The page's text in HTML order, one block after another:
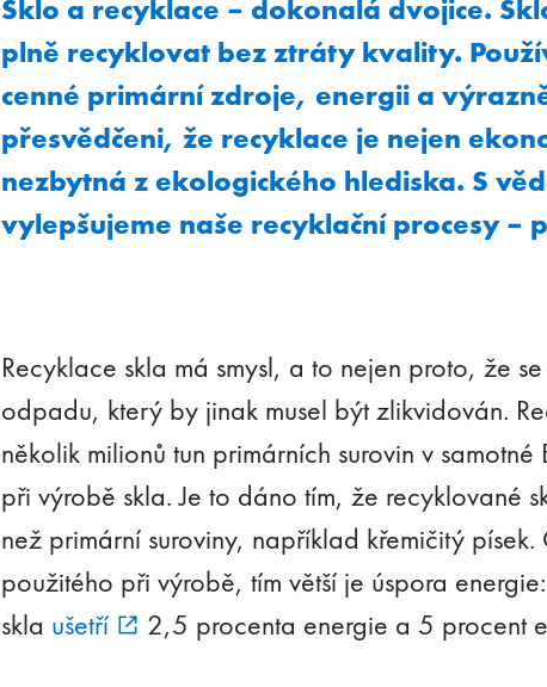
Sklo a recyklace – dokonalá dvojice.
plně recyklovat bez ztráty kvality.
cenné primární zdroje, energii a
přesvědčeni, že recyklace je nejen
nezbytná z ekologického hlediska. S
vylepšujeme naše recyklační procesy –
Recyklace skla má smysl, a to nejen proto, že
odpadu, který by jinak musel být zlikvidován.
několik milionů tun primárních surovin v
při výrobě skla. Je to dáno tím, že recyklované
než primární suroviny, například křemičitý
použitého při výrobě, tím větší je úspora
skla ušetří 2,5 procenta energie a 5 procent